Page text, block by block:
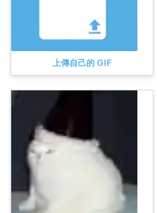
上傳自己的 GIF